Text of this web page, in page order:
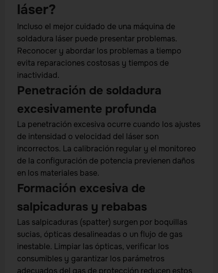
láser?
Incluso el mejor cuidado de una máquina de
soldadura láser puede presentar problemas.
Reconocer y abordar los problemas a tiempo
evita reparaciones costosas y tiempos de
inactividad.
Penetración de soldadura
excesivamente profunda
La penetración excesiva ocurre cuando los ajustes
de intensidad o velocidad del láser son
incorrectos. La calibración regular y el monitoreo
de la configuración de potencia previenen daños
en los materiales base.
Formación excesiva de
salpicaduras y rebabas
Las salpicaduras (spatter) surgen por boquillas
sucias, ópticas desalineadas o un flujo de gas
inestable. Limpiar las ópticas, verificar los
consumibles y garantizar los parámetros
adecuados del gas de protección reducen estos